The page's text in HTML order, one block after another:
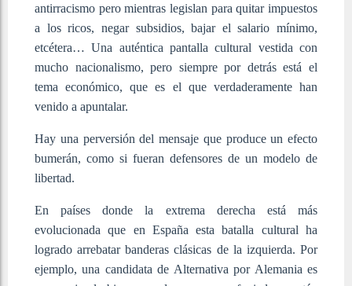
antirracismo pero mientras legislan para quitar impuestos
a los ricos, negar subsidios, bajar el salario mínimo,
etcétera… Una auténtica pantalla cultural vestida con
mucho nacionalismo, pero siempre por detrás está el
tema económico, que es el que verdaderamente han
venido a apuntalar.
Hay una perversión del mensaje que produce un efecto
bumerán, como si fueran defensores de un modelo de
libertad.
En países donde la extrema derecha está más
evolucionada que en España esta batalla cultural ha
logrado arrebatar banderas clásicas de la izquierda. Por
ejemplo, una candidata de Alternativa por Alemania es